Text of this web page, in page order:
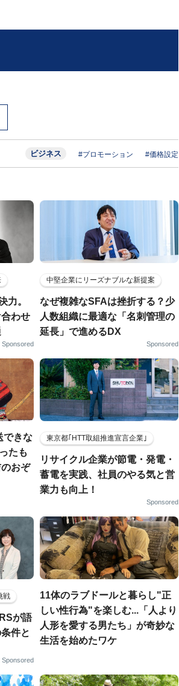
ビジネス #プロモーション #価格設定
力。
わせ
Sponsored
中堅企業にリーズナブルな新提案
なぜ複雑なSFAは挫折する？少
人数組織に最適な「名刺管理の
延長」で進めるDX
Sponsored
できな
たも
おぞ
東京都｢HTT取組推進宣言企業｣
リサイクル企業が節電・発電・
蓄電を実践、社員のやる気と営
業力も向上！
Sponsored
戦
が語
件と
Sponsored
11体のラブドールと暮らし"正
しい性行為"を楽しむ...「人より
人形を愛する男たち」が奇妙な
生活を始めたワケ